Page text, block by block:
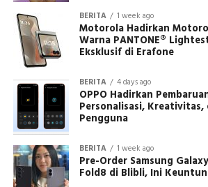
BERITA 1 week ago
Motorola Hadirkan
Warna PANTONE®
Eksklusif di Erafone
BERITA 4 days ago
OPPO Hadirkan
Personalisasi, Kreativitas,
Pengguna
BERITA 1 week ago
Pre-Order Samsung
Fold8 di Blibli, Ini